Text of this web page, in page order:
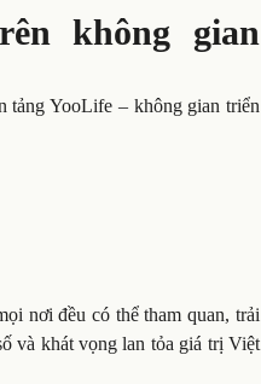
không gian
tảng YooLife – không gian triển
nơi đều có thể tham quan, trải
và khát vọng lan tỏa giá trị Việt